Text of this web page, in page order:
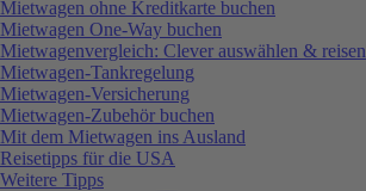
Mietwagen ohne Kreditkarte buchen
Mietwagen One-Way buchen
Mietwagenvergleich: Clever auswählen & reisen
Mietwagen-Tankregelung
Mietwagen-Versicherung
Mietwagen-Zubehör buchen
Mit dem Mietwagen ins Ausland
Reisetipps für die USA
Weitere Tipps